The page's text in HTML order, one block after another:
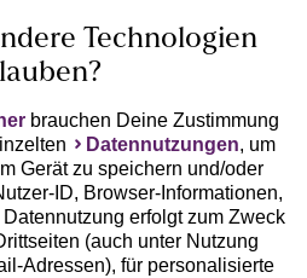
Technologien
brauchen Deine Zustimmung
Datennutzungen, um
Gerät zu speichern und/oder
ID, Browser-Informationen,
erfolgt zum Zweck
(auch unter Nutzung
Adressen), für personalisierte